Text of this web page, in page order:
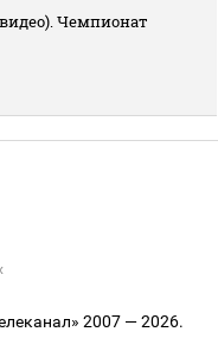
Чемпионат
2007 — 2026.